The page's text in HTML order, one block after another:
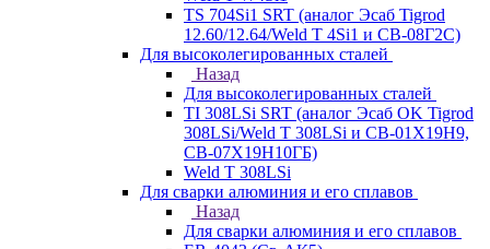
TS 704Si1 SRT (аналог Эсаб Tigrod
12.60/12.64/Weld T 4Si1 и СВ-08Г2С)
Для высоколегированных сталей
Назад
Для высоколегированных сталей
TI 308LSi SRT (аналог Эсаб OK Tigrod
308LSi/Weld T 308LSi и СВ-01Х19Н9,
СВ-07Х19Н10ГБ)
Weld T 308LSi
Для сварки алюминия и его сплавов
Назад
Для сварки алюминия и его сплавов